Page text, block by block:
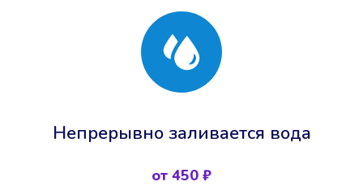
Непрерывно заливается вода
от 450 ₽